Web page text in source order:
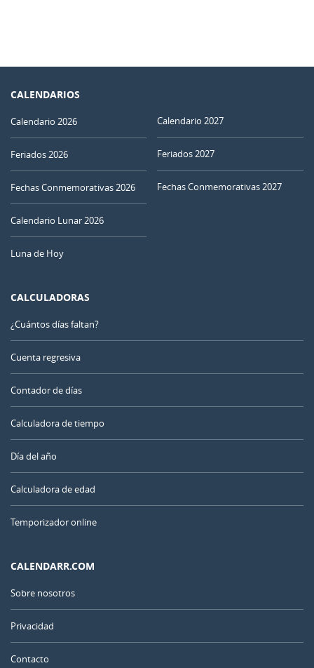
CALENDARIOS
Calendario 2026
Feriados 2026
Fechas Conmemorativas 2026
Calendario Lunar 2026
Luna de Hoy
Calendario 2027
Feriados 2027
Fechas Conmemorativas 2027
CALCULADORAS
¿Cuántos días faltan?
Cuenta regresiva
Contador de días
Calculadora de tiempo
Día del año
Calculadora de edad
Temporizador online
CALENDARR.COM
Sobre nosotros
Privacidad
Contacto